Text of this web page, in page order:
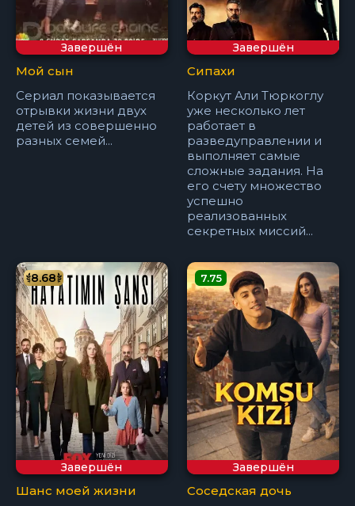
Завершён
Мой сын
Сериал показывается
отрывки жизни двух
детей из совершенно
разных семей...
Завершён
Сипахи
Коркут Али Тюркоглу
уже несколько лет
работает в
разведуправлении и
выполняет самые
сложные задания. На
его счету множество
успешно
реализованных
секретных миссий...
Завершён
8.68
Шанс моей жизни
Завершён
7.75
Соседская дочь